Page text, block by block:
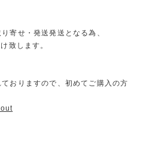
寄せ・発送発送となる為、
致します。
おりますので、初めてご購入の方